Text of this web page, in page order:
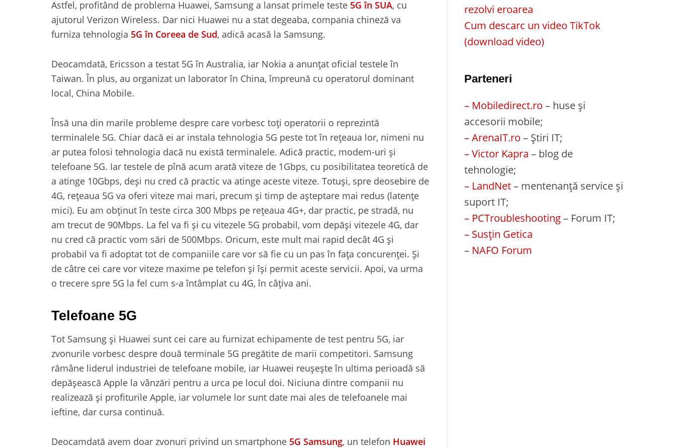
Astfel, profitând de problema Huawei, Samsung a lansat primele teste 5G în SUA, cu
ajutorul Verizon Wireless. Dar nici Huawei nu a stat degeaba, compania chineză va
furniza tehnologia 5G în Coreea de Sud, adică acasă la Samsung.
Deocamdată, Ericsson a testat 5G în Australia, iar Nokia a anunțat oficial testele în
Taiwan. În plus, au organizat un laborator în China, împreună cu operatorul dominant
local, China Mobile.
Însă una din marile probleme despre care vorbesc toți operatorii o reprezintă
terminalele 5G. Chiar dacă ei ar instala tehnologia 5G peste tot în rețeaua lor, nimeni nu
ar putea folosi tehnologia dacă nu există terminalele. Adică practic, modem-uri și
telefoane 5G. Iar testele de pînă acum arată viteze de 1Gbps, cu posibilitatea teoretică de
a atinge 10Gbps, deși nu cred că practic va atinge aceste viteze. Totuși, spre deosebire de
4G, rețeaua 5G va oferi viteze mai mari, precum și timp de așteptare mai redus (latențe
mici). Eu am obținut în teste circa 300 Mbps pe rețeaua 4G+, dar practic, pe stradă, nu
am trecut de 90Mbps. La fel va fi și cu vitezele 5G probabil, vom depăși vitezele 4G, dar
nu cred că practic vom sări de 500Mbps. Oricum, este mult mai rapid decât 4G și
probabil va fi adoptat tot de companiile care vor să fie cu un pas în fața concurenței. Și
de câtre cei care vor viteze maxime pe telefon și își permit aceste servicii. Apoi, va urma
o trecere spre 5G la fel cum s-a întâmplat cu 4G, în câțiva ani.
Telefoane 5G
Tot Samsung și Huawei sunt cei care au furnizat echipamente de test pentru 5G, iar
zvonurile vorbesc despre două terminale 5G pregătite de marii competitori. Samsung
rămâne liderul industriei de telefoane mobile, iar Huawei reușește în ultima perioadă să
depășească Apple la vânzări pentru a urca pe locul doi. Niciuna dintre companii nu
realizează și profiturile Apple, iar volumele lor sunt date mai ales de telefoanele mai
ieftine, dar cursa continuă.
Deocamdată avem doar zvonuri privind un smartphone 5G Samsung, un telefon Huawei
rezolvi eroarea
Cum descarc un video TikTok
(download video)
Parteneri
– Mobiledirect.ro – huse și
accesorii mobile;
– ArenaIT.ro – Știri IT;
– Victor Kapra – blog de
tehnologie;
– LandNet– mentenanță service și
suport IT;
– PCTroubleshooting– Forum IT;
– Susțin Getica
– NAFO Forum